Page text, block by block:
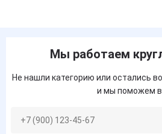
Мы работаем
Не нашли категорию или остались
и мы поможем